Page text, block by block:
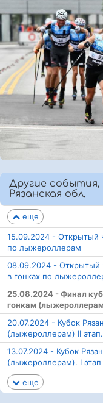
Другие события,
Рязанская обл.
еще
15.09.2024 - Открытый
по лыжероллерам
08.09.2024 - Открытый
в гонках по
25.08.2024 - Финал
гонкам
20.07.2024 - Кубок
(лыжероллерам) II
13.07.2024 - Кубок
(лыжероллерам). I этап
еще